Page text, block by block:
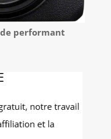
performant